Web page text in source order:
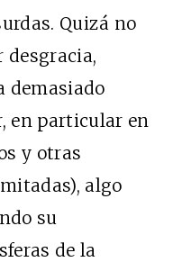
Quizá no
desgracia,
demasiado
en particular en
y otras
algo
su
de la